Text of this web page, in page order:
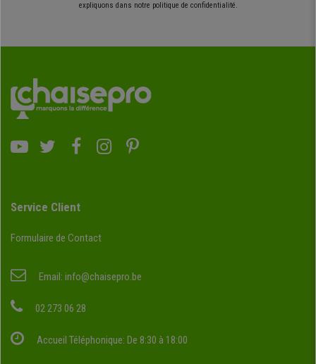
expliquons dans notre politique de confidentialité.
Service Client
Formulaire de Contact
Email: info@chaisepro.be
02 273 06 28
Accueil Téléphonique: De 8:30 à 18:00